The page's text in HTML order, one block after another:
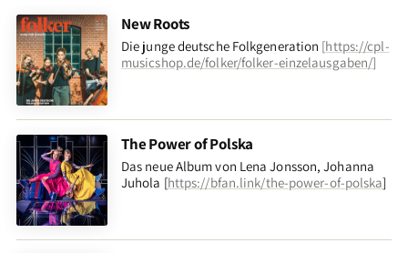
New Roots
Die junge deutsche Folkgeneration [https://cpl-
musicshop.de/folker/folker-einzelausgaben/]
The Power of Polska
Das neue Album von Lena Jonsson, Johanna
Juhola [https://bfan.link/the-power-of-polska]